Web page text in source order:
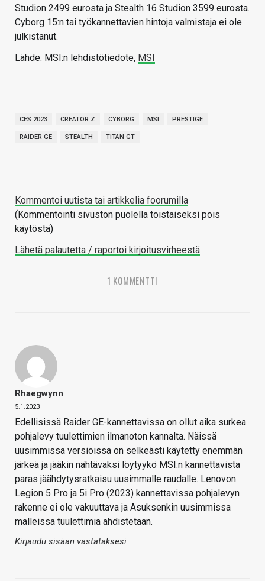
Studion 2499 eurosta ja Stealth 16 Studion 3599 eurosta.
Cyborg 15:n tai työkannettavien hintoja valmistaja ei ole
julkistanut.
Lähde: MSI:n lehdistötiedote, MSI
CES 2023 CREATOR Z CYBORG MSI PRESTIGE
RAIDER GE STEALTH TITAN GT
Kommentoi uutista tai artikkelia foorumilla
(Kommentointi sivuston puolella toistaiseksi pois
käytöstä)
Lähetä palautetta / raportoi kirjoitusvirheestä
1 KOMMENTTI
Rhaegwynn
5.1.2023
Edellisissä Raider GE-kannettavissa on ollut aika surkea
pohjalevy tuulettimien ilmanoton kannalta. Näissä
uusimmissa versioissa on selkeästi käytetty enemmän
järkeä ja jääkin nähtäväksi löytyykö MSI:n kannettavista
paras jäähdytysratkaisu uusimmalle raudalle. Lenovon
Legion 5 Pro ja 5i Pro (2023) kannettavissa pohjalevyn
rakenne ei ole vakuuttava ja Asuksenkin uusimmissa
malleissa tuulettimia ahdistetaan.
Kirjaudu sisään vastataksesi